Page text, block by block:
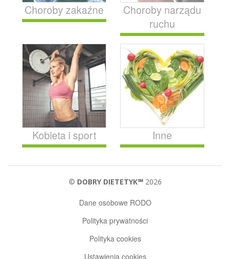
Choroby zakaźne
Choroby narządu
ruchu
Kobieta i sport Inne
© DOBRY DIETETYK℠2026
Dane osobowe RODO
Polityka prywatności
Polityka cookies
Ustawienia cookies